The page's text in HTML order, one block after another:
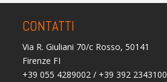
CONTATTI
Via R. Giuliani 70/c Rosso, 50141
Firenze FI
+39 055 4289002 / +39 392 2343100